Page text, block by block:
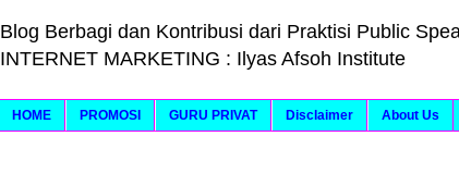
Blog Berbagi dan Kontribusi dari Praktisi Public
INTERNET MARKETING : Ilyas Afsoh Institute
HOME PROMOSI GURU PRIVAT Disclaimer About Us